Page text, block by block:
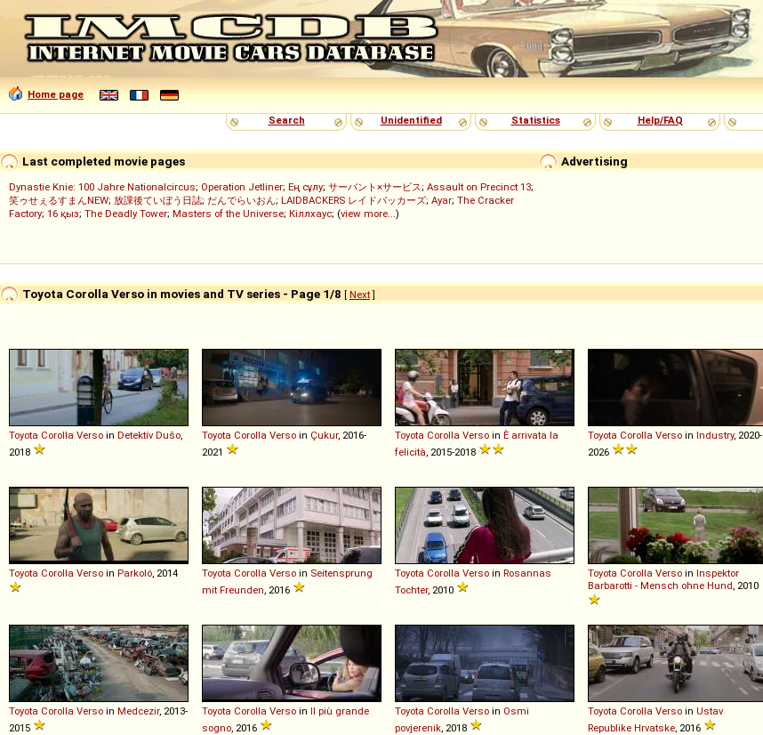
Home page
Search
Unidentified Statistics Help/FAQ
Advertising
Last completed movie pages
Dynastie Knie: 100 Jahre Nationalcircus; Operation Jetliner; Ең сұлу; サーバント×サービス; Assault on Precinct 13;
笑ゥせぇるすまんNEW; 放課後ていぼう日誌; だんでらいおん; LAIDBACKERS レイドバッカーズ; Ayar; The Cracker
Factory; 16 қыз; The Deadly Tower; Masters of the Universe; Кіллхаус; (view more...)
Toyota Corolla Verso in movies and TV series - Page 1/8 [ Next]
Toyota Corolla Verso in Detektív Dušo
2018
Toyota Corolla Verso in Çukur, 2016-
2021
Toyota Corolla Verso in È arrivata la
felicità , 2015-2018
Toyota Corolla Verso in Industry, 2020-
2026
Toyota Corolla Verso in Parkoló , 2014 Toyota Corolla Verso in Seitensprung
mit Freunden , 2016
Toyota Corolla Verso in Rosannas
Tochter, 2010
Toyota Corolla Verso in Inspektor
Barbarotti - Mensch ohne Hund , 2010
Toyota Corolla Verso in Medcezir, 2013-
2015
Toyota Corolla Verso in Il più grande
sogno , 2016
Toyota Corolla Verso in Osmi
povjerenik , 2018
Toyota Corolla Verso in Ustav
Republike Hrvatske , 2016